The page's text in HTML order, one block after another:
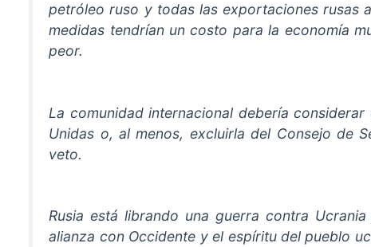
petróleo ruso y todas las exportaciones rusas
medidas tendrían un costo para la economía
peor.
La comunidad internacional debería
Unidas o, al menos, excluirla del Consejo de
veto.
Rusia está librando una guerra contra
alianza con Occidente y el espíritu del pueblo